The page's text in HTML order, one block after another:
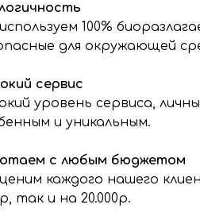
Вы даете согласие на обработку,
на условиях Политики
100%
для окружающей
сервис
уровень сервиса,
и уникальным.
с любым бюджетом
каждого нашего
так и на 20.000р.